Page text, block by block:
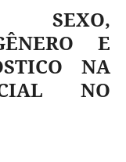
SEXO,
E
NA
NO